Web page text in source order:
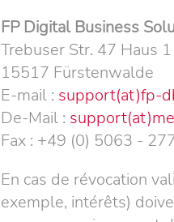
FP Digital Business
Trebuser Str. 47 Haus 1
15517 Fürstenwalde
E-mail : support(at)fp-
De-Mail : support(at)
Fax : +49 (0) 5063 -
En cas de révocation
exemple, intérêts)